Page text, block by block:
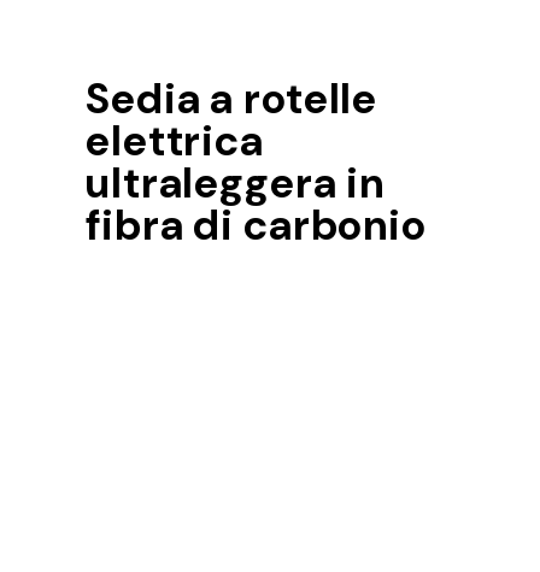
Sedia a rotelle
elettrica
ultraleggera in
fibra di carbonio